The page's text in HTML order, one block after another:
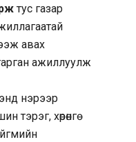
тус газар
авах
ажиллуулж
нэрээр
тэрэг, хөрөнгө